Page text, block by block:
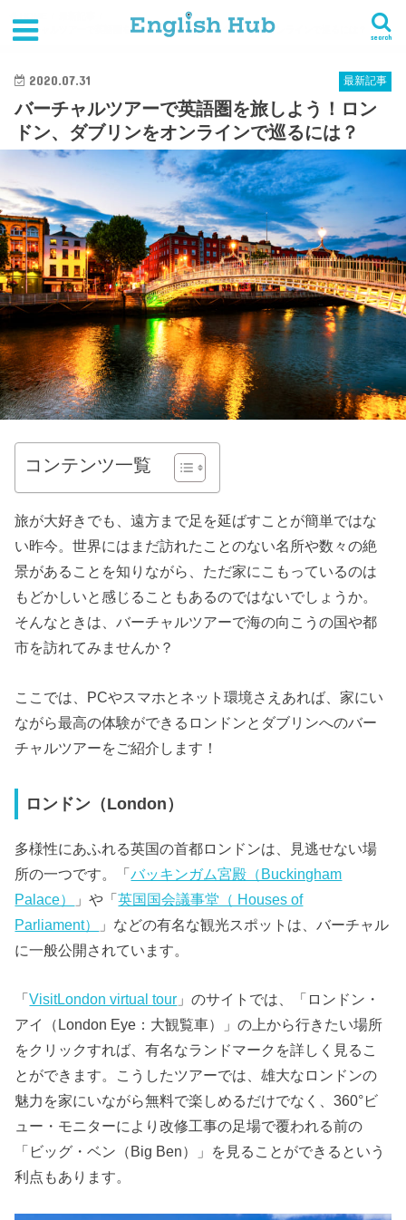
search
バーチャルツアーで英語圏を旅しよう！ロンドン、ダブリンをオンラインで巡るには？
最新記事
2020.07.31
バーチャルツアーで英語圏を旅しよう！ロン
ドン、ダブリンをオンラインで巡るには？
コンテンツ一覧
旅が大好きでも、遠方まで足を延ばすことが簡単ではな
い昨今。世界にはまだ訪れたことのない名所や数々の絶
景があることを知りながら、ただ家にこもっているのは
もどかしいと感じることもあるのではないでしょうか。
そんなときは、バーチャルツアーで海の向こうの国や都
市を訪れてみませんか？
ここでは、PCやスマホとネット環境さえあれば、家にい
ながら最高の体験ができるロンドンとダブリンへのバー
チャルツアーをご紹介します！
ロンドン（London）
多様性にあふれる英国の首都ロンドンは、見逃せない場
所の一つです。「バッキンガム宮殿（Buckingham
Palace）
」や「英国国会議事堂（ Houses of
Parliament）
」などの有名な観光スポットは、バーチャル
に一般公開されています。
「VisitLondon virtual tour 」のサイトでは、「ロンドン・
アイ（London Eye：大観覧車）」の上から行きたい場所
をクリックすれば、有名なランドマークを詳しく見るこ
とができます。こうしたツアーでは、雄大なロンドンの
魅力を家にいながら無料で楽しめるだけでなく、360°ビ
ュー・モニターにより改修工事の足場で覆われる前の
「ビッグ・ベン（Big Ben）」を見ることができるという
利点もあります。